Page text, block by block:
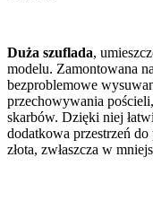
Duża szuflada,
modelu. Zamontowana
bezproblemowe
przechowywania
skarbów. Dzięki niej
dodatkowa przestrzeń
złota, zwłaszcza w